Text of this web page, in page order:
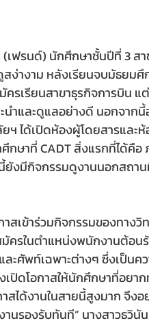
ฟรนด์) นักศึกษาชั้นปีที่ 3 ส
ง่างาม หลังเรียนจบมัธยม
รเรียนสาขาธุรกิจการบิน แ
ำและดูแลอย่างดี นอกจาก
ได้เปิดห้องผู้โดยสารและ
กษาที่ CADT สิ่งแรกที่ได้คื
ยังมีกิจกรรมดูงานนอกสถา
สเข้าร่วมกิจกรรมของทาง
ครในตำแหน่งพนักงานต้อน
ะศัพท์เฉพาะต่างๆ ซึ่งเป็นค
ปิดโอกาสให้นักศึกษาที่อย
าสได้งานในสายนี้สูงมาก จึ
านรองรับทันที” นางสาวธวินั